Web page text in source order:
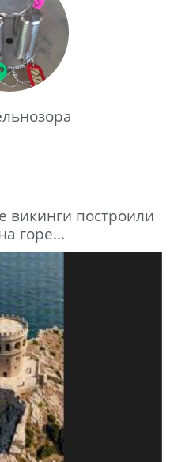
викинги построили
горе...